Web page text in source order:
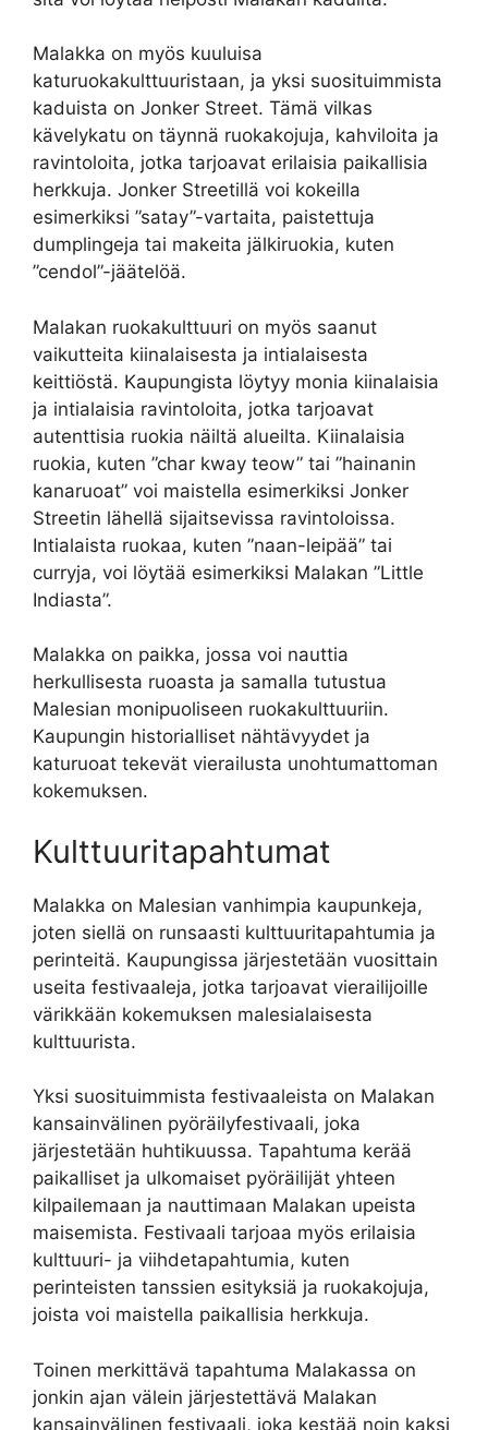
Malakka on myös kuuluisa
katuruokakulttuuristaan, ja yksi suosituimmista
kaduista on Jonker Street. Tämä vilkas
kävelykatu on täynnä ruokakojuja, kahviloita ja
ravintoloita, jotka tarjoavat erilaisia paikallisia
herkkuja. Jonker Streetillä voi kokeilla
esimerkiksi ”satay”-vartaita, paistettuja
dumplingeja tai makeita jälkiruokia, kuten
”cendol”-jäätelöä.
Malakan ruokakulttuuri on myös saanut
vaikutteita kiinalaisesta ja intialaisesta
keittiöstä. Kaupungista löytyy monia kiinalaisia
ja intialaisia ravintoloita, jotka tarjoavat
autenttisia ruokia näiltä alueilta. Kiinalaisia
ruokia, kuten ”char kway teow” tai ”hainanin
kanaruoat” voi maistella esimerkiksi Jonker
Streetin lähellä sijaitsevissa ravintoloissa.
Intialaista ruokaa, kuten ”naan-leipää” tai
curryja, voi löytää esimerkiksi Malakan ”Little
Indiasta”.
Malakka on paikka, jossa voi nauttia
herkullisesta ruoasta ja samalla tutustua
Malesian monipuoliseen ruokakulttuuriin.
Kaupungin historialliset nähtävyydet ja
katuruoat tekevät vierailusta unohtumattoman
kokemuksen.
Kulttuuritapahtumat
Malakka on Malesian vanhimpia kaupunkeja,
joten siellä on runsaasti kulttuuritapahtumia ja
perinteitä. Kaupungissa järjestetään vuosittain
useita festivaaleja, jotka tarjoavat vierailijoille
värikkään kokemuksen malesialaisesta
kulttuurista.
Yksi suosituimmista festivaaleista on Malakan
kansainvälinen pyöräilyfestivaali, joka
järjestetään huhtikuussa. Tapahtuma kerää
paikalliset ja ulkomaiset pyöräilijät yhteen
kilpailemaan ja nauttimaan Malakan upeista
maisemista. Festivaali tarjoaa myös erilaisia ​​
kulttuuri- ja viihdetapahtumia, kuten
perinteisten tanssien esityksiä ja ruokakojuja,
joista voi maistella paikallisia herkkuja.
Toinen merkittävä tapahtuma Malakassa on
jonkin ajan välein järjestettävä Malakan
kansainvälinen festivaali, joka kestää noin kaksi